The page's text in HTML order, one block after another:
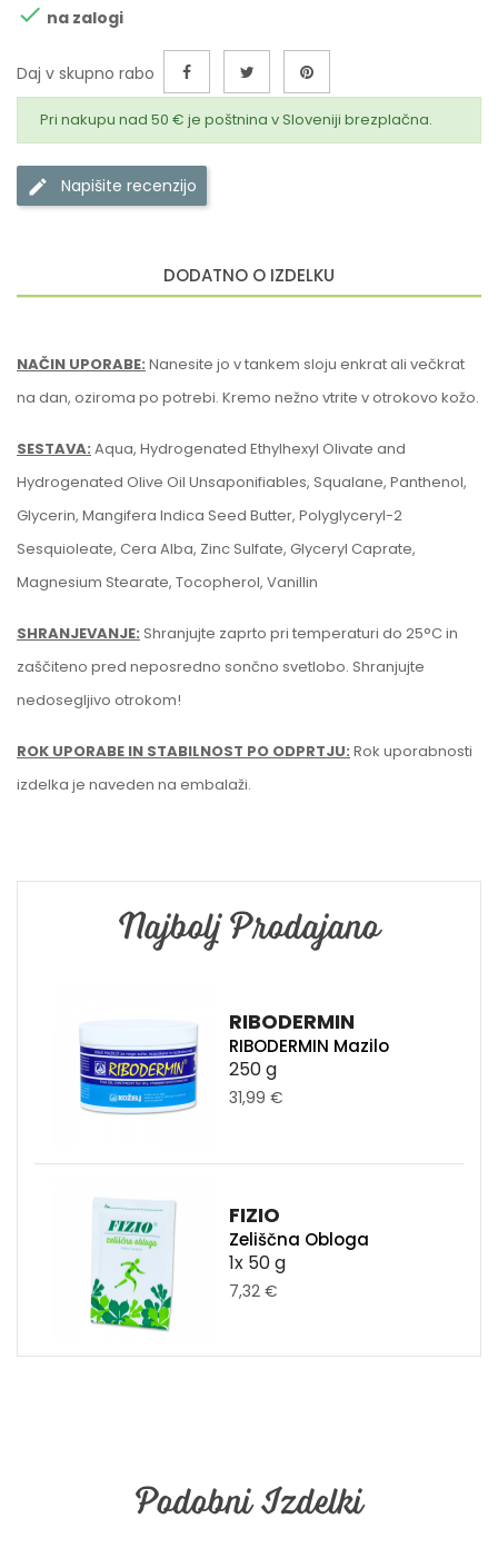
 na zalogi
Daj v skupno rabo
Pri nakupu nad 50 € je poštnina v Sloveniji brezplačna.
Napišite recenzijo
DODATNO O IZDELKU
NAČIN UPORABE: Nanesite jo v tankem sloju enkrat ali večkrat
na dan, oziroma po potrebi. Kremo nežno vtrite v otrokovo kožo.
SESTAVA: Aqua, Hydrogenated Ethylhexyl Olivate and
Hydrogenated Olive Oil Unsaponifiables, Squalane, Panthenol,
Glycerin, Mangifera Indica Seed Butter, Polyglyceryl-2
Sesquioleate, Cera Alba, Zinc Sulfate, Glyceryl Caprate,
Magnesium Stearate, Tocopherol, Vanillin
SHRANJEVANJE: Shranjujte zaprto pri temperaturi do 25°C in
zaščiteno pred neposredno sončno svetlobo. Shranjujte
nedosegljivo otrokom!
ROK UPORABE IN STABILNOST PO ODPRTJU: Rok uporabnosti
izdelka je naveden na embalaži.
Najbolj Prodajano
RIBODERMIN
RIBODERMIN Mazilo
250 g
31,99 €
FIZIO
Zeliščna Obloga
1x 50 g
7,32 €
Podobni Izdelki